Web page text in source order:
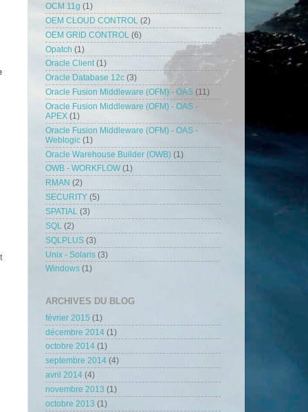
OCM 11g (1)
OEM CLOUD CONTROL
(2)
OEM GRID CONTROL
(6)
Opatch (1)
Oracle Client (1)
Oracle Database 12c (3)
Oracle Fusion Middleware (OFM) - OAS (11)
Oracle Fusion Middleware (OFM) - OAS -
APEX (1)
Oracle Fusion Middleware (OFM) - OAS -
Weblogic (1)
Oracle Warehouse Builder (OWB) (1)
OWB - WORKFLOW (1)
RMAN (2)
SECURITY (5)
SPATIAL
(3)
SQL
(2)
SQLPLUS (3)
Unix - Solaris (3)
Windows (1)
ARCHIVES DU BLOG
février 2015 (1)
décembre 2014 (1)
octobre 2014 (1)
septembre 2014 (4)
avril 2014 (4)
novembre 2013 (1)
octobre 2013 (1)